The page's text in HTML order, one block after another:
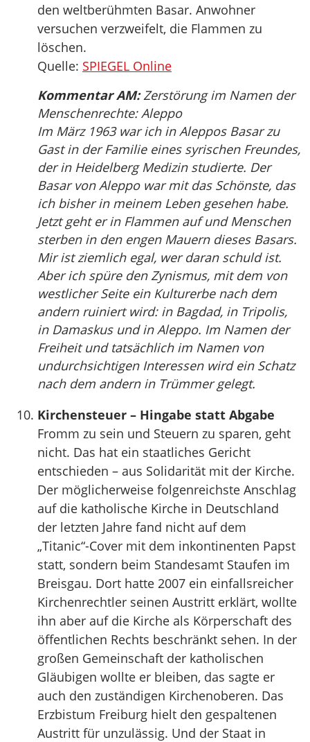
den weltberühmten Basar. Anwohner
versuchen verzweifelt, die Flammen zu
löschen.
Quelle: SPIEGEL Online
Kommentar AM:Zerstörung im Namen der
Menschenrechte: Aleppo
Im März 1963 war ich in Aleppos Basar zu
Gast in der Familie eines syrischen Freundes,
der in Heidelberg Medizin studierte. Der
Basar von Aleppo war mit das Schönste, das
ich bisher in meinem Leben gesehen habe.
Jetzt geht er in Flammen auf und Menschen
sterben in den engen Mauern dieses Basars.
Mir ist ziemlich egal, wer daran schuld ist.
Aber ich spüre den Zynismus, mit dem von
westlicher Seite ein Kulturerbe nach dem
andern ruiniert wird: in Bagdad, in Tripolis,
in Damaskus und in Aleppo. Im Namen der
Freiheit und tatsächlich im Namen von
undurchsichtigen Interessen wird ein Schatz
nach dem andern in Trümmer gelegt.
Kirchensteuer – Hingabe statt Abgabe
Fromm zu sein und Steuern zu sparen, geht
nicht. Das hat ein staatliches Gericht
entschieden – aus Solidarität mit der Kirche.
Der möglicherweise folgenreichste Anschlag
auf die katholische Kirche in Deutschland
der letzten Jahre fand nicht auf dem
„Titanic“-Cover mit dem inkontinenten Papst
statt, sondern beim Standesamt Staufen im
Breisgau. Dort hatte 2007 ein einfallsreicher
Kirchenrechtler seinen Austritt erklärt, wollte
ihn aber auf die Kirche als Körperschaft des
öffentlichen Rechts beschränkt sehen. In der
großen Gemeinschaft der katholischen
Gläubigen wollte er bleiben, das sagte er
auch den zuständigen Kirchenoberen. Das
Erzbistum Freiburg hielt den gespaltenen
Austritt für unzulässig. Und der Staat in